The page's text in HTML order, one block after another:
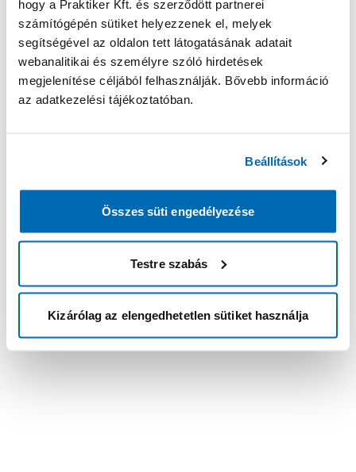
hogy a Praktiker Kft. és szerződött partnerei
számítógépén sütiket helyezzenek el, melyek
segítségével az oldalon tett látogatásának adatait
webanalitikai és személyre szóló hirdetések
megjelenítése céljából felhasználják. Bővebb információ
az adatkezelési tájékoztatóban.
Beállítások
Összes süti engedélyezése
Testre szabás
Kizárólag az elengedhetetlen sütiket használja